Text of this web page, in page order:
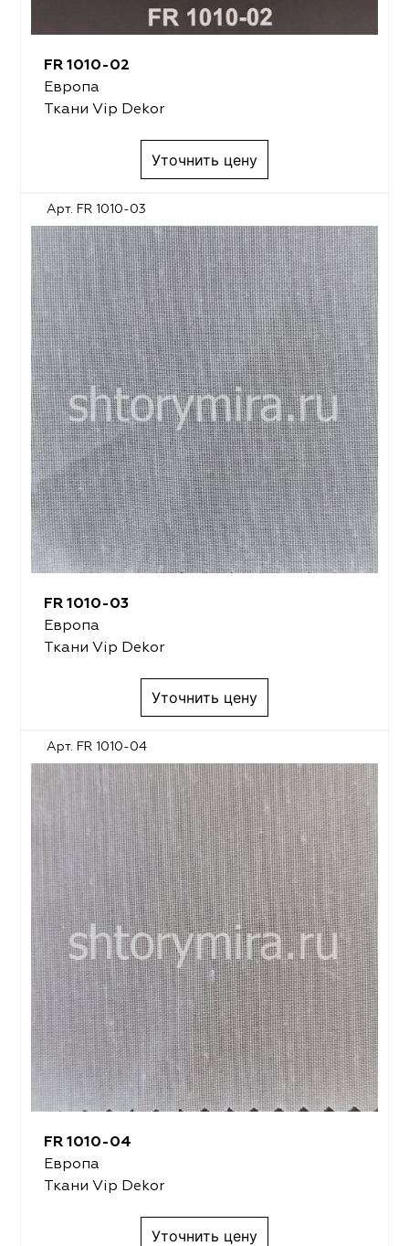
FR 1010-02
Европа
Ткани Vip Dekor
Уточнить цену
Арт. FR 1010-03
FR 1010-03
Европа
Ткани Vip Dekor
Уточнить цену
Арт. FR 1010-04
FR 1010-04
Европа
Ткани Vip Dekor
Уточнить цену